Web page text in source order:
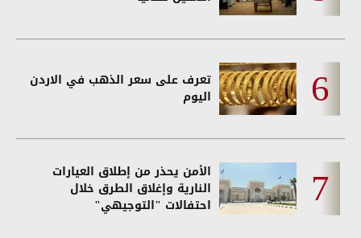
تعرف على سعر الذهب في الاردن
اليوم
الأمن يحذر من إطلاق العيارات
النارية وإغلاق الطرق خلال
احتفالات "التوجيهي"